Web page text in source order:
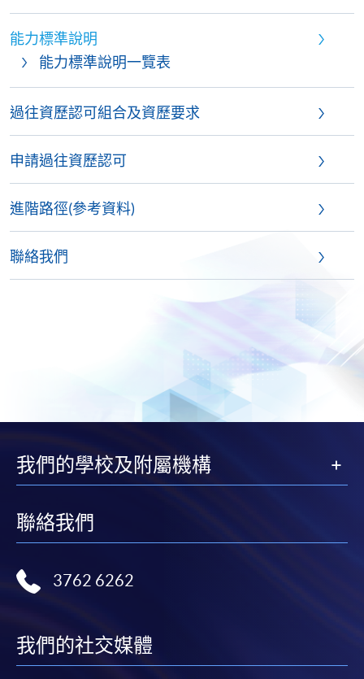
能力標準說明
能力標準說明一覽表
過往資歷認可組合及資歷要求
申請過往資歷認可
進階路徑(參考資料)
聯絡我們
我們的學校及附屬機構
聯絡我們
3762 6262
我們的社交媒體